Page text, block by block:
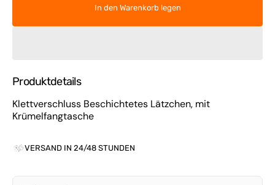
In den Warenkorb legen
Produktdetails
Klettverschluss Beschichtetes Lätzchen, mit
Krümelfangtasche
VERSAND IN 24/48 STUNDEN